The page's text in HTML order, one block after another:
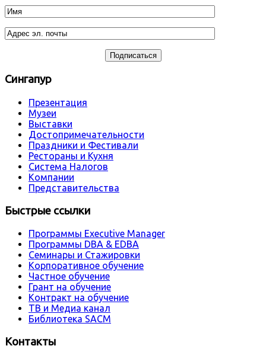
Сингапур
Презентация
Музеи
Выставки
Достопримечательности
Праздники и Фестивали
Рестораны и Кухня
Система Налогов
Компании
Представительства
Быстрые ссылки
Программы Executive Manager
Программы DBA & EDBA
Семинары и Стажировки
Корпоративное обучение
Частное обучение
Грант на обучение
Контракт на обучение
ТВ и Медиа канал
Библиотека SACM
Контакты